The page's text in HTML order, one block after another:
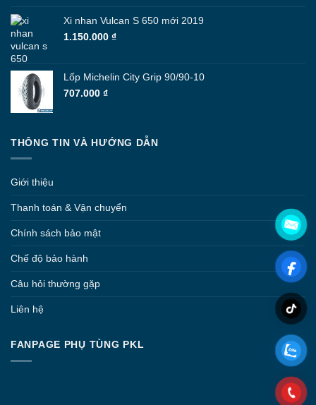
Xi nhan Vulcan S 650 mới 2019
1.150.000 ₫
Lốp Michelin City Grip 90/90-10
707.000 ₫
THÔNG TIN VÀ HƯỚNG DẪN
Giới thiệu
Thanh toán & Vận chuyển
Chính sách bảo mật
Chế độ bảo hành
Câu hỏi thường gặp
Liên hệ
FANPAGE PHỤ TÙNG PKL